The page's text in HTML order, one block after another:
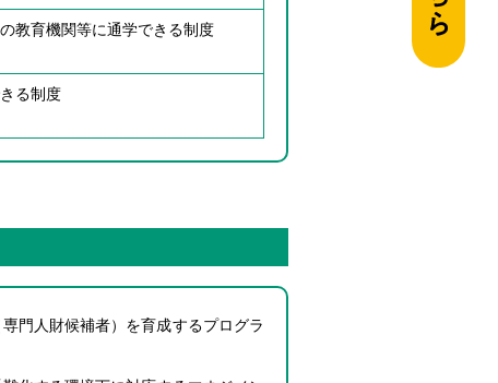
教育機関等に通学できる制度
る制度
門人財候補者）を育成するプログラ